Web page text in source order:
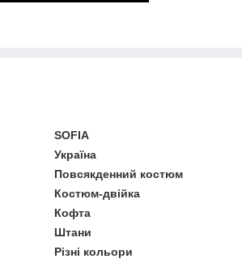
SOFIA
Україна
Повсякденний костюм
Костюм-двійка
Кофта
Штани
Різні кольори